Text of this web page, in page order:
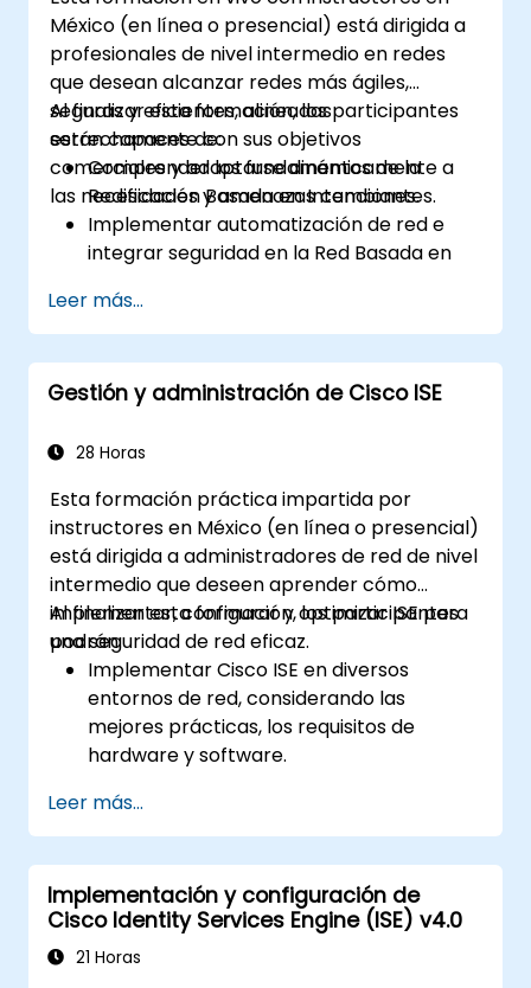
México (en línea o presencial) está dirigida a
profesionales de nivel intermedio en redes
que desean alcanzar redes más ágiles,
seguras y eficientes, alineadas
estrechamente con sus objetivos
comerciales y adaptarse dinámicamente a
las necesidades y amenazas cambiantes.
Al finalizar esta formación, los participantes
serán capaces de:
Comprender los fundamentos de la
Redificación Basada en Intenciones.
Implementar automatización de red e
integrar seguridad en la Red Basada en
Utilizar analíticas para el monitoreo de
redes y comprender cómo la
aseguración puede proporcionar
información sobre el rendimiento de la
Diseñar e implementar una IBN que
los objetivos operativos.
Leer más...
Gestión y administración de Cisco ISE
28 Horas
Esta formación práctica impartida por
instructores en México (en línea o presencial)
está dirigida a administradores de red de nivel
intermedio que deseen aprender cómo
implementar, configurar y optimizar ISE para
una seguridad de red eficaz.
Al finalizar esta formación, los participantes
podrán:
Implementar Cisco ISE en diversos
entornos de red, considerando las
mejores prácticas, los requisitos de
hardware y software.
identificar y clasificar los dispositivos
conectados.
Gestionar la autorización y el control de
acceso.
Configurar políticas de postura, acciones
de remediación y módulos de
Leer más...
Implementación y configuración de
Cisco Identity Services Engine (ISE) v4.0
21 Horas